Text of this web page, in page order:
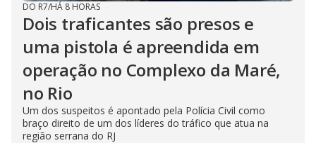
DO R7/HÁ 8 HORAS
Dois traficantes são presos e
uma pistola é apreendida em
operação no Complexo da Maré,
no Rio
Um dos suspeitos é apontado pela Polícia Civil como
braço direito de um dos líderes do tráfico que atua na
região serrana do RJ